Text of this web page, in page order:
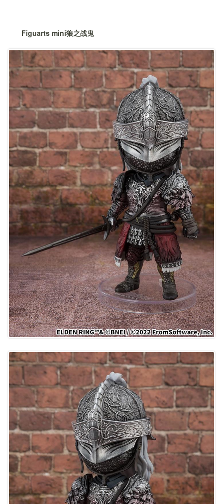
Figuarts mini狼之战鬼